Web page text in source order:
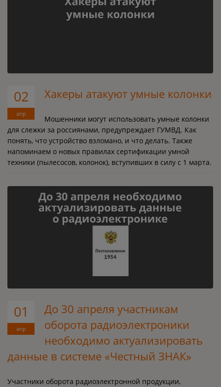
02
апр
Хакеры атакуют умные колонки
Мошенники могут использовать умные колонки
для слежки за россиянами, предупреждает ГУМВД. Как
понять, что устройство взломано, и что делать. Также
напоминаем о новых правилах сертификации умной
техники (пылесосов, колонок), вступивших в силу с 1 марта.
01
апр
До 30 апреля участникам
оборота радиоэлектроники
необходимо актуализировать
данные в системе «Честный ЗНАК»
Участники оборота радиоэлектронной продукции,